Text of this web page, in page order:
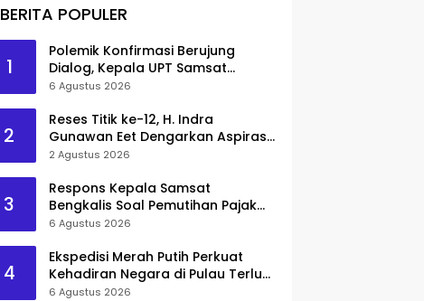
BERITA POPULER
1
Polemik Konfirmasi Berujung
Dialog, Kepala UPT Samsat
Bengkalis Minta Maaf
6 Agustus 2026
2
Reses Titik ke-12, H. Indra
Gunawan Eet Dengarkan Aspirasi
Senggoro
2 Agustus 2026
3
Respons Kepala Samsat
Bengkalis Soal Pemutihan Pajak
Disorot
6 Agustus 2026
4
Ekspedisi Merah Putih Perkuat
Kehadiran Negara di Pulau Terluar
Rupat
6 Agustus 2026